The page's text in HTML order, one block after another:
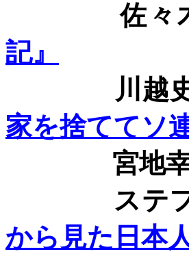
佐々木
記』
川越
家を捨ててソ
宮地幸
ステファ
から見た日本